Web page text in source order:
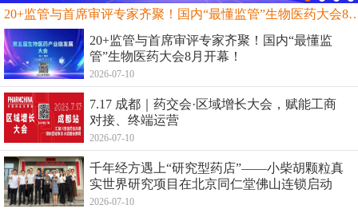
20+监管与首席审评专家齐聚！国内“最
20+监管与首席审评专家齐聚！国内“最懂监
管”生物医药大会8月开幕！
2026-07-10
7.17 成都｜药交会·区域增长大会，赋能工商
对接、终端运营
2026-07-10
千年经方遇上“研究型药店”——小柴胡颗粒真
实世界研究项目在北京同仁堂佛山连锁启动
2026-07-10